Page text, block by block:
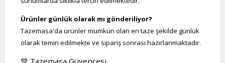
Ürünler günlük olarak mı gönderiliyor?
Tazemasa'da ürünler mümkün olan en taze şekilde günlük
olarak temin edilmekte ve sipariş sonrası hazırlanmaktadır.
💚 Tazemasa Güvencesi